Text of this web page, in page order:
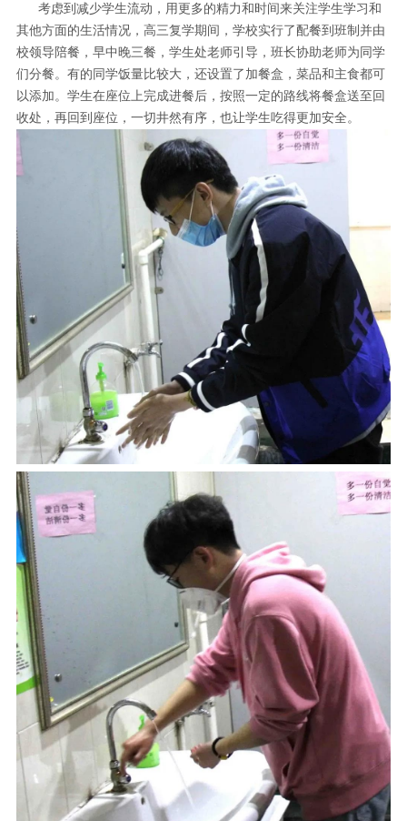
考虑到减少学生流动，用更多的精力和时间来关注学生学习和
其他方面的生活情况，高三复学期间，学校实行了配餐到班制并由
校领导陪餐，早中晚三餐，学生处老师引导，班长协助老师为同学
们分餐。有的同学饭量比较大，还设置了加餐盒，菜品和主食都可
以添加。学生在座位上完成进餐后，按照一定的路线将餐盒送至回
收处，再回到座位，一切井然有序，也让学生吃得更加安全。